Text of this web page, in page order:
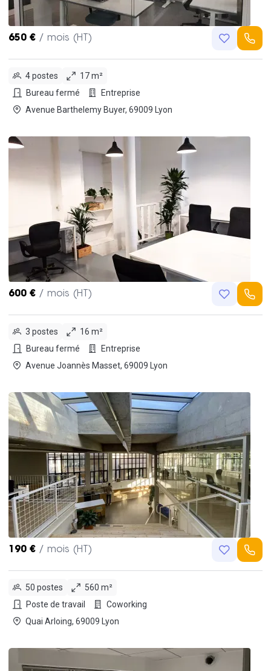
650 € / mois (HT)
4 postes
17 m²
Bureau fermé
Entreprise
Avenue Barthelemy Buyer, 69009 Lyon
600 € / mois (HT)
3 postes
16 m²
Bureau fermé
Entreprise
Avenue Joannès Masset, 69009 Lyon
190 € / mois (HT)
50 postes
560 m²
Poste de travail
Coworking
Quai Arloing, 69009 Lyon